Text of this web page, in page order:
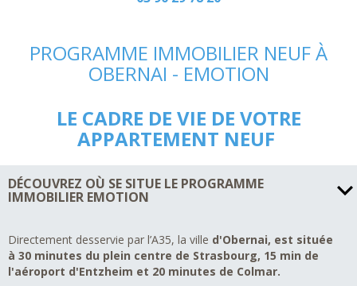
PROGRAMME IMMOBILIER NEUF À
OBERNAI - EMOTION
LE CADRE DE VIE DE VOTRE
APPARTEMENT NEUF
DÉCOUVREZ OÙ SE SITUE LE PROGRAMME
IMMOBILIER EMOTION
Directement desservie par l’A35, la ville d'Obernai, est située
à 30 minutes du plein centre de Strasbourg, 15 min de
l'aéroport d'Entzheim et 20 minutes de Colmar.